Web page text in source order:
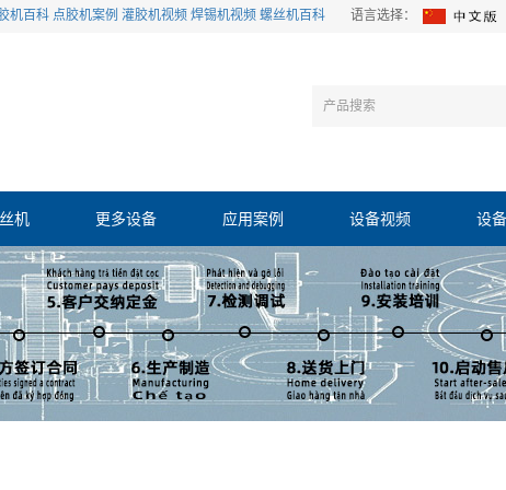
机百科 点胶机案例 灌胶机视频 焊锡机视频 螺丝机百科 语言选择：
机 更多设备 应用案例 设备视频 设